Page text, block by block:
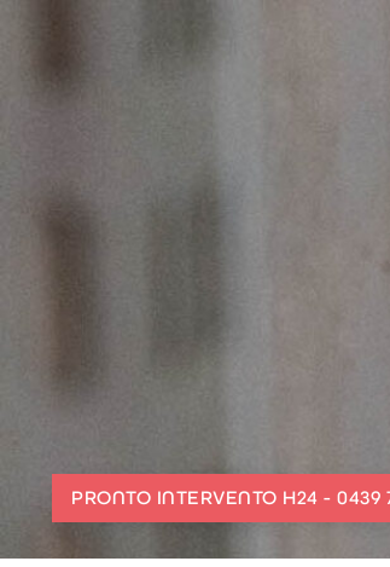
PRONTO INTERVENTO H24 - 0439